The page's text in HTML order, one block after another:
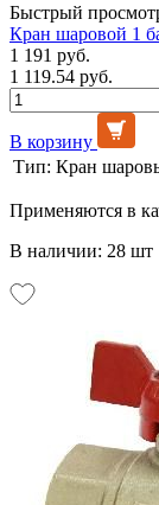
Быстрый
Кран шаровой 1
1 191 руб.
1 119.54 руб.
В корзину
Тип: Кран
Применяются в
В наличии: 28 шт